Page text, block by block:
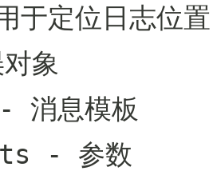
于定位日志位置
象
消息模板
- 参数